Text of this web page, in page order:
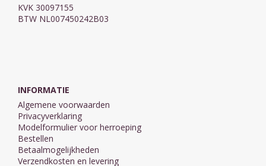
KVK 30097155
BTW NL007450242B03
INFORMATIE
Algemene voorwaarden
Privacyverklaring
Modelformulier voor herroeping
Bestellen
Betaalmogelijkheden
Verzendkosten en levering